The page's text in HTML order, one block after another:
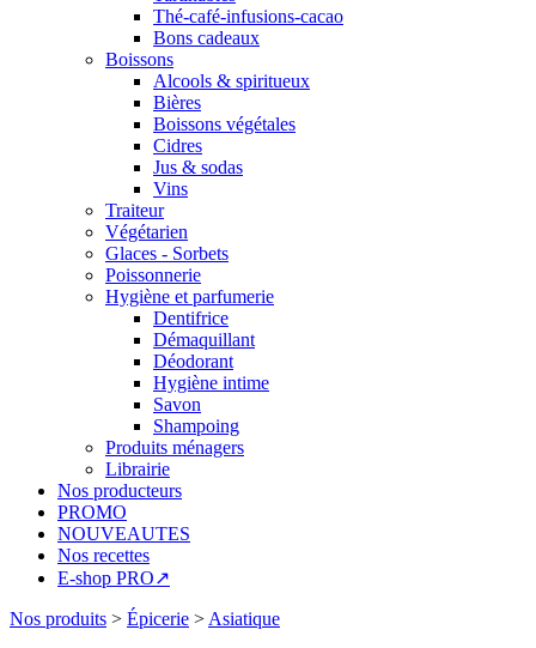
Thé-café-infusions-cacao
Bons cadeaux
Boissons
Alcools & spiritueux
Bières
Boissons végétales
Cidres
Jus & sodas
Vins
Traiteur
Végétarien
Glaces - Sorbets
Poissonnerie
Hygiène et parfumerie
Dentifrice
Démaquillant
Déodorant
Hygiène intime
Savon
Shampoing
Produits ménagers
Librairie
Nos producteurs
PROMO
NOUVEAUTES
Nos recettes
E-shop PRO↗
Nos produits > Épicerie > Asiatique